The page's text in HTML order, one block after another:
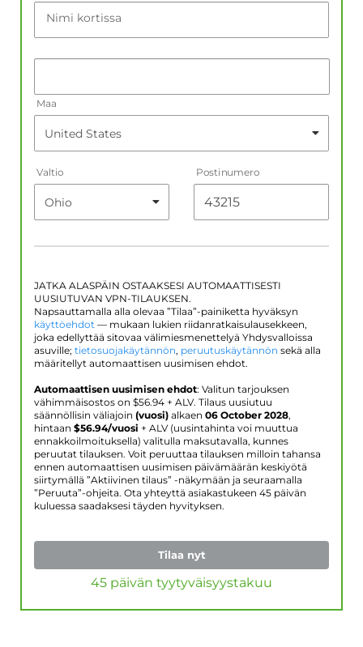
Nimi kortissa
Maa
Valtio Postinumero
JATKA ALASPÄIN OSTAAKSESI AUTOMAATTISESTI
UUSIUTUVAN VPN-TILAUKSEN.
Napsauttamalla alla olevaa ”Tilaa”-painiketta hyväksyn
käyttöehdot — mukaan lukien riidanratkaisulausekkeen,
joka edellyttää sitovaa välimiesmenettelyä Yhdysvalloissa
asuville; tietosuojakäytännön, peruutuskäytännön sekä alla
määritellyt automaattisen uusimisen ehdot.
Automaattisen uusimisen ehdot: Valitun tarjouksen
vähimmäisostos on $56.94 + ALV. Tilaus uusiutuu
säännöllisin väliajoin (vuosi) alkaen 06 October 2028,
hintaan $56.94/vuosi + ALV (uusintahinta voi muuttua
ennakkoilmoituksella) valitulla maksutavalla, kunnes
peruutat tilauksen. Voit peruuttaa tilauksen milloin tahansa
ennen automaattisen uusimisen päivämäärän keskiyötä
siirtymällä ”Aktiivinen tilaus” -näkymään ja seuraamalla
”Peruuta”-ohjeita. Ota yhteyttä asiakastukeen 45 päivän
kuluessa saadaksesi täyden hyvityksen.
Tilaa nyt
45 päivän tyytyväisyystakuu